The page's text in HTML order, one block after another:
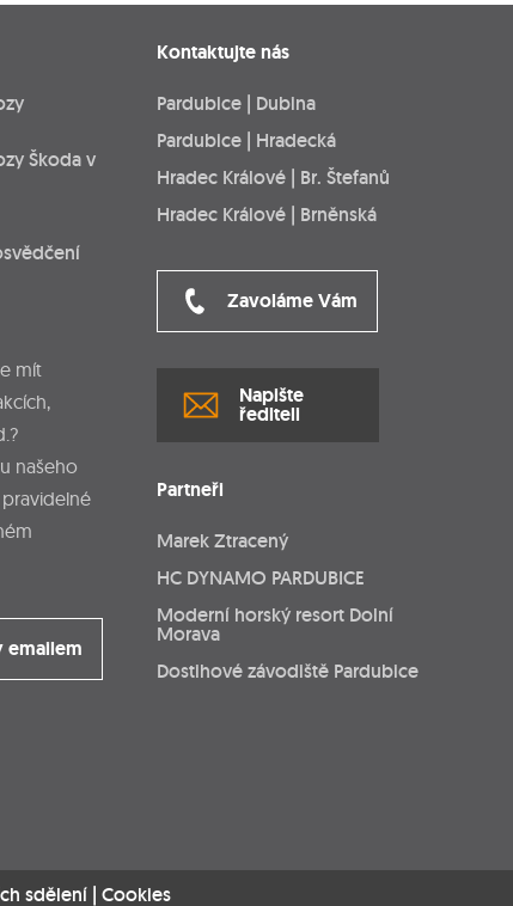
Škoda v
mít
našeho
emailem
Kontaktujte nás
Pardubice | Dubina
Pardubice | Hradecká
Hradec Králové | Br. Štefanů
Hradec Králové | Brněnská
Zavoláme Vám
Napište
řediteli
Partneři
Marek Ztracený
HC DYNAMO PARDUBICE
Moderní horský resort Dolní
Morava
Dostihové závodiště Pardubice
sdělení | Cookies